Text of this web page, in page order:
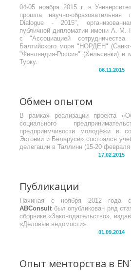
04-05 ноября 2015 г. в
прошла научно-
Dialogue - 2015",
публичной дипломатии имени А. М.
с "Ассоциацией
Балтийского моря "НОРДЕН"
"Финляндия-Россия" (Хельсинки) и
Турку.
06.11.2015
Обмен опытом
В рамках реализации проекта
социального
предприимчивости молодёжи в
Эстонии и Беларуси» состоялся
делегации в Таллинн (15-20 февраля
17.02.2015
Публикации
Начиная с ноября 2012 года
ABConsult был опубликован ряд
сборнике «Законодательство»,
«Деловые ведомости».
01.09.2014
Опыт менторства в